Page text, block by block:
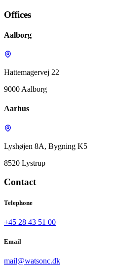
Offices
Aalborg
Hattemagervej 22
9000 Aalborg
Aarhus
Lyshøjen 8A, Bygning K5
8520 Lystrup
Contact
Telephone
+45 28 43 51 00
Email
mail@watsonc.dk